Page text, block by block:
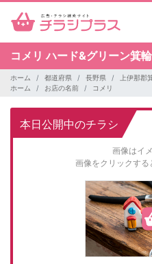
コメリハード&グリーン箕
ホーム 都道府県 長野県
上伊那郡
ホーム
お店の名前 コメリ
本日公開中のチラシ
画像はイ
画像をクリックする